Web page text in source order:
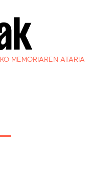
MEMORIAREN ATARIA